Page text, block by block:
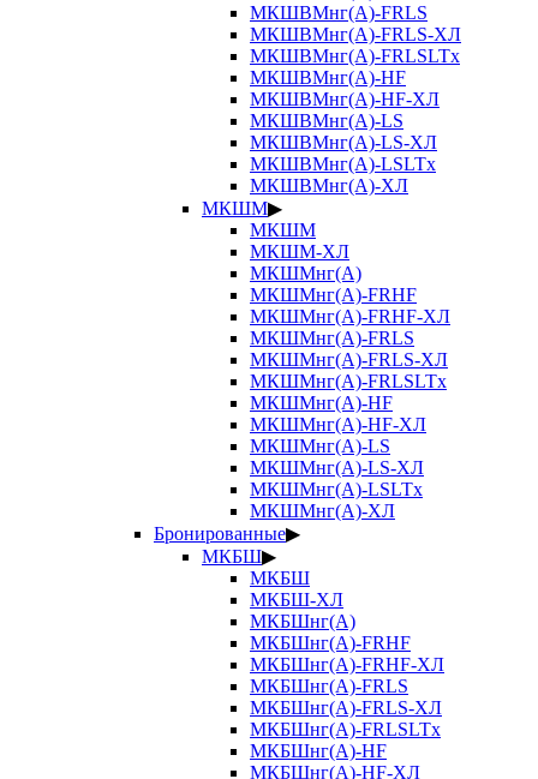
МКШВМнг(А)-FRLS
МКШВМнг(А)-FRLS-ХЛ
МКШВМнг(А)-FRLSLTx
МКШВМнг(А)-HF
МКШВМнг(А)-HF-ХЛ
МКШВМнг(А)-LS
МКШВМнг(А)-LS-ХЛ
МКШВМнг(А)-LSLTx
МКШВМнг(А)-ХЛ
МКШМ▶
МКШМ
МКШМ-ХЛ
МКШМнг(А)
МКШМнг(А)-FRHF
МКШМнг(А)-FRHF-ХЛ
МКШМнг(А)-FRLS
МКШМнг(А)-FRLS-ХЛ
МКШМнг(А)-FRLSLTx
МКШМнг(А)-HF
МКШМнг(А)-HF-ХЛ
МКШМнг(А)-LS
МКШМнг(А)-LS-ХЛ
МКШМнг(А)-LSLTx
МКШМнг(А)-ХЛ
Бронированные▶
МКБШ▶
МКБШ
МКБШ-ХЛ
МКБШнг(А)
МКБШнг(А)-FRHF
МКБШнг(А)-FRHF-ХЛ
МКБШнг(А)-FRLS
МКБШнг(А)-FRLS-ХЛ
МКБШнг(А)-FRLSLTx
МКБШнг(А)-HF
МКБШнг(А)-HF-ХЛ